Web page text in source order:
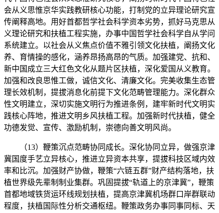
会从义思惟京华实践教研核心功能，打制党的立异理论研究宣
传阐释高地。用好首都哲学社会科学资本劣势，抓好马克思从
义理论研究和扶植工程实施，办事中国哲学社会科学自从学问
系统建立。以社会从义焦点价值不雅引领文化扶植，阐扬文化
养、育情操的感化，涵养昂扬高昂的气质。加强建党、抗和、
新中国成立三大红色文化从题片区扶植，深化爱国从义教育。
加强和改良思惟工做，诚信文化、清廉文化。完美收集生态管
理长效机制，提拔消息化前提下文化范畴管理能力。深化群众
性文明建立，深切实施文明行为推进条例，建牢新时代文明实
践核心阵地，推进文明乡风扶植工程。加强新时代扶植，健全
功德发觉、宣传、激励机制，崇德向善文明风尚。
（13）鞭策沉点范畴协同成长。深化协同立异，做强京津
冀国度手艺立异核心，推进立异资本共享，提拔科技区域内效
率和比沉。加强财产协做，鞭策“六链五群”财产结构落地，扶
植世界级先辈制制业集群。巩固提拔“轨道上的京津冀”，鞭策
首都地域铁货运环线规划扶植，提高京津冀机场群口岸群联动
程度，扶植国际性分析交通枢纽。鞭策政务办事同事同标、天